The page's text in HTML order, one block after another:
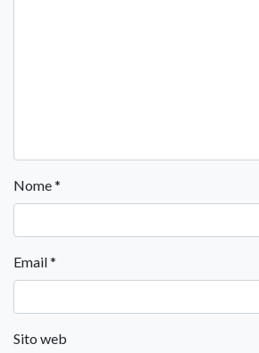
Nome*
Email*
Sito web